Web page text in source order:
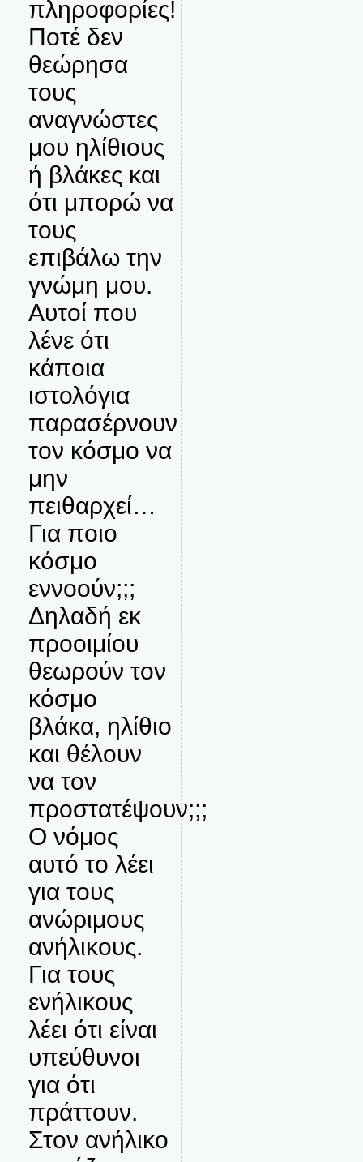
πληροφορίες!
Ποτέ δεν
θεώρησα
τους
αναγνώστες
μου ηλίθιους
ή βλάκες και
ότι μπορώ να
τους
επιβάλω την
γνώμη μου.
Αυτοί που
λένε ότι
κάποια
ιστολόγια
παρασέρνουν
τον κόσμο να
μην
πειθαρχεί…
Για ποιο
κόσμο
εννοούν;;;
Δηλαδή εκ
προοιμίου
θεωρούν τον
κόσμο
βλάκα, ηλίθιο
και θέλουν
να τον
προστατέψουν;;;
Ο νόμος
αυτό το λέει
για τους
ανώριμους
ανήλικους.
Για τους
ενήλικους
λέει ότι είναι
υπεύθυνοι
για ότι
πράττουν.
Στον ανήλικο